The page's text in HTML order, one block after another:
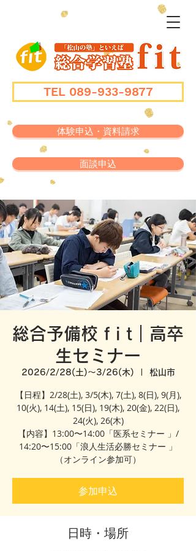
TEL 089-933-9877
体験申込・資料請求
面談申込
総合予備校 f i t｜高卒
生セミナー
2026/2/28(土)〜3/26(木) 松山市
【日程】2/28(土), 3/5(木), 7(土), 8(日), 9(月),
10(火), 14(土), 15(日), 19(木), 20(金), 22(日),
24(火), 26(木)
【内容】13:00〜14:00「医系セミナー 」/
14:20〜15:00「浪人生活必勝セミナー 」
（オンライン参加可）
参加申込
日時・場所